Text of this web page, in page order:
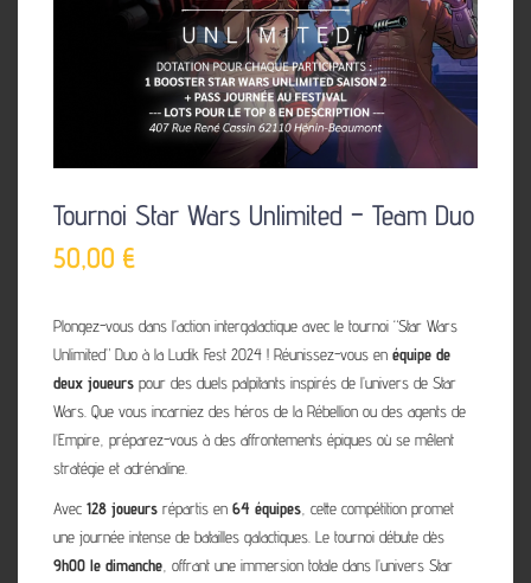
Tournoi Star Wars Unlimited – Team Duo
50,00 €
Plongez-vous dans l’action intergalactique avec le tournoi “Star Wars
Unlimited” Duo à la Ludik Fest 2024 ! Réunissez-vous en équipe de
deux joueurs pour des duels palpitants inspirés de l’univers de Star
Wars. Que vous incarniez des héros de la Rébellion ou des agents de
l’Empire, préparez-vous à des affrontements épiques où se mêlent
stratégie et adrénaline.
Avec 128 joueurs répartis en 64 équipes , cette compétition promet
une journée intense de batailles galactiques. Le tournoi débute dès
9h00 le dimanche , offrant une immersion totale dans l’univers Star